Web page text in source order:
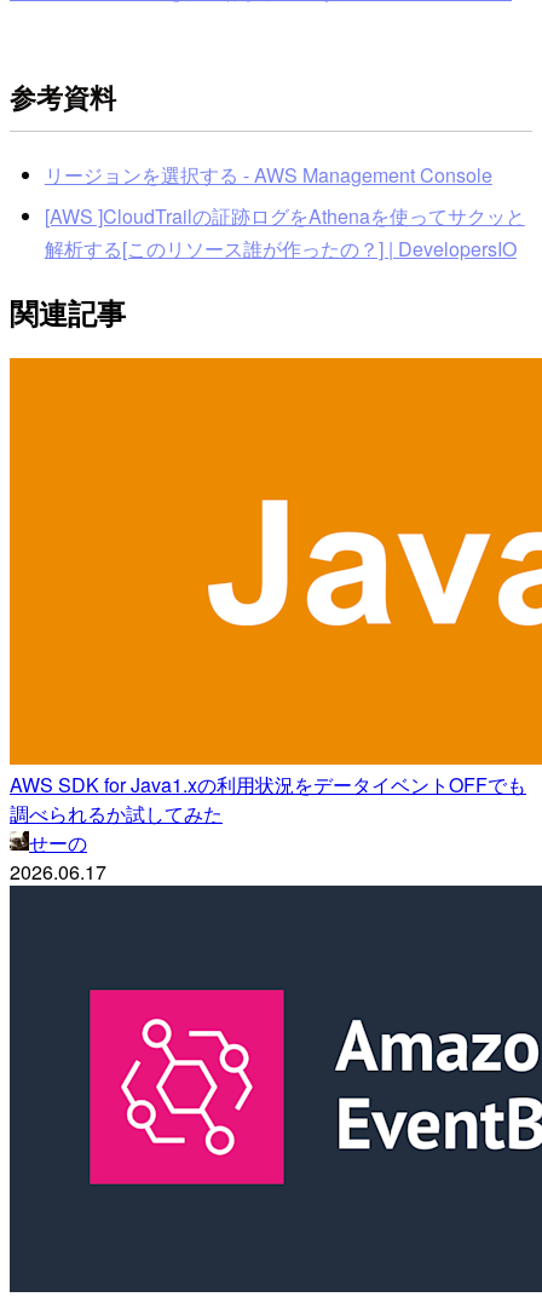
参考資料
リージョンを選択する - AWS Management Console
[AWS ]CloudTrailの証跡ログをAthenaを使ってサクッと
解析する[このリソース誰が作ったの？] | DevelopersIO
関連記事
AWS SDK for Java1.xの利用状況をデータイベントOFFでも
調べられるか試してみた
せーの
2026.06.17